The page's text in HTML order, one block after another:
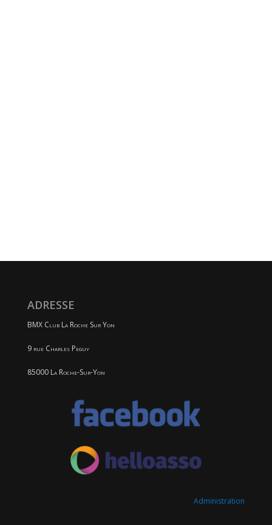
ADRESSE
BMX Club La Roche Sur Yon
9 rue Charles Peguy
85000 La Roche-Sur-Yon
Administration